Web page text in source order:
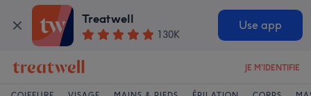
Treatwell
130K
Use app
JE M'IDENTIFIE